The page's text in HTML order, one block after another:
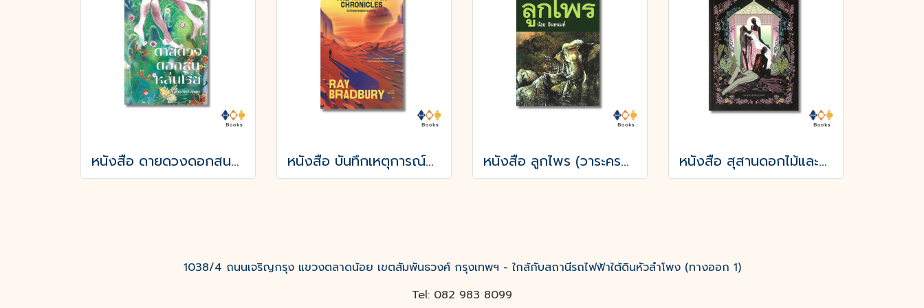
หนังสือ ดายดวงดอกสนหล่นโรย หนังสือ บันทึกเหตุการณ์บนดาวอังคาร THE MARTIAN CHRONICLES หนังสือ ลูกไพร (วาระครบรอบ 120 ปีชาตกาลมาลัย ชูพินิจ) หนังสือ สุสานดอกไม้และการตายของความรัก
1038/4 ถนนเจริญกรุง แขวงตลาดน้อย เขตสัมพันธวงศ์ กรุงเทพฯ - ใกล้กับสถานีรถไฟฟ้าใต้ดินหัวลำโพง (ทางออก 1)
Tel: 082 983 8099